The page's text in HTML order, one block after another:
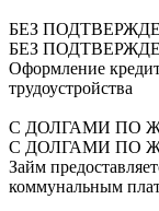
БЕЗ
БЕЗ
Оформление
трудоустройства
С ДОЛГАМИ ПО
С ДОЛГАМИ ПО
Займ
коммунальным